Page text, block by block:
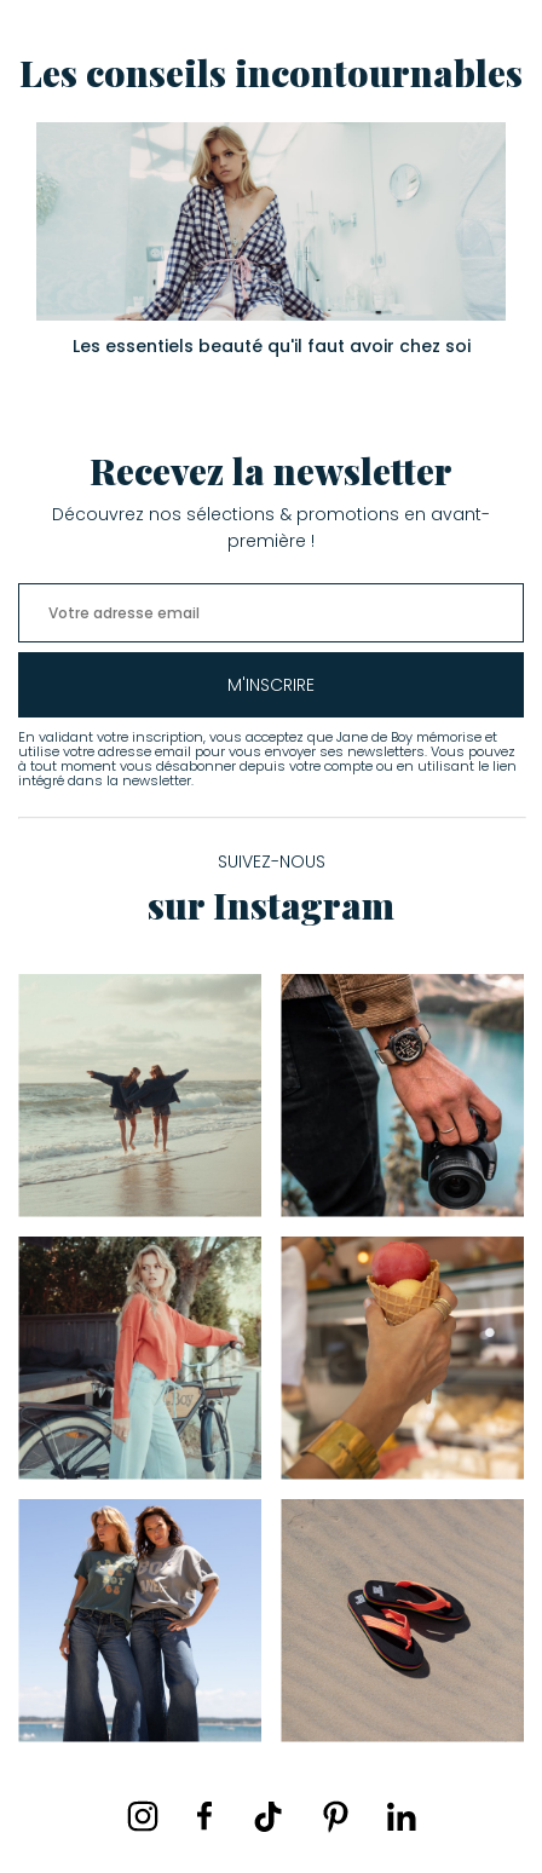
Les conseils incontournables
Les essentiels beauté qu'il faut avoir chez soi
Recevez la newsletter
Découvrez nos sélections & promotions en avant-
première !
M'INSCRIRE
En validant votre inscription, vous acceptez que Jane de Boy mémorise et
utilise votre adresse email pour vous envoyer ses newsletters. Vous pouvez
à tout moment vous désabonner depuis votre compte ou en utilisant le lien
intégré dans la newsletter.
SUIVEZ-NOUS
sur Instagram